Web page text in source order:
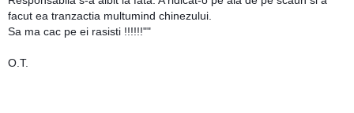
facut ea tranzactia multumind chinezului.
Sa ma cac pe ei rasisti !!!!!!""
O.T.